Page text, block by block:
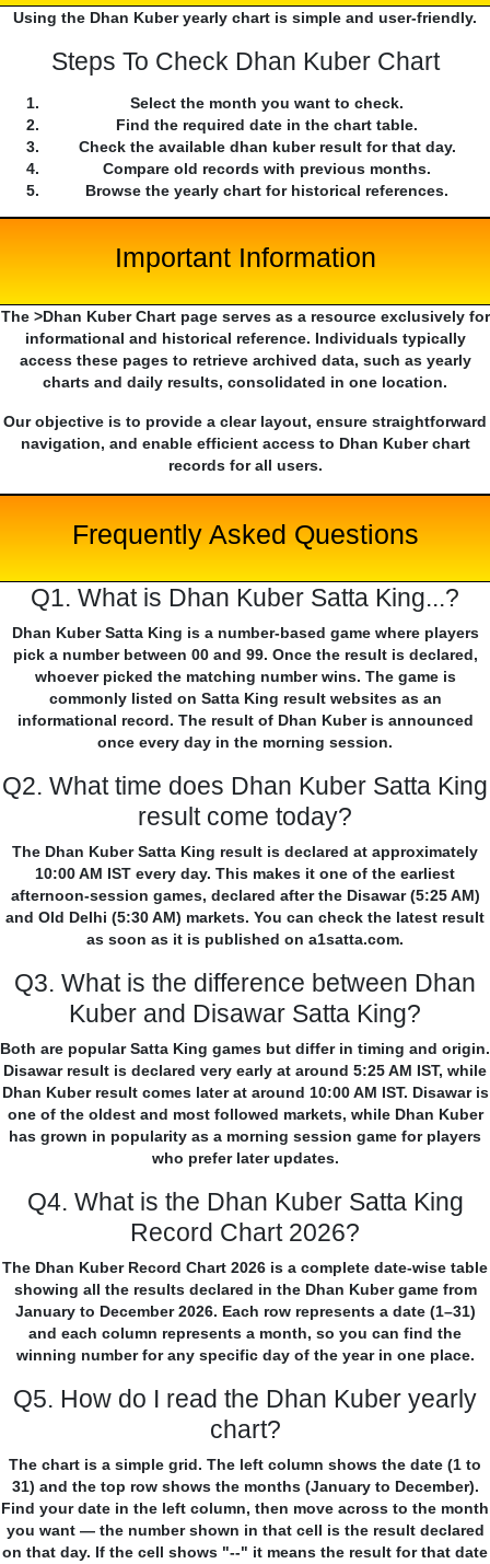
Using the Dhan Kuber yearly chart is simple and user-friendly.
Steps To Check Dhan Kuber Chart
Select the month you want to check.
Find the required date in the chart table.
Check the available dhan kuber result for that day.
Compare old records with previous months.
Browse the yearly chart for historical references.
Important Information
The >Dhan Kuber Chart page serves as a resource exclusively for
informational and historical reference. Individuals typically
access these pages to retrieve archived data, such as yearly
charts and daily results, consolidated in one location.
Our objective is to provide a clear layout, ensure straightforward
navigation, and enable efficient access to Dhan Kuber chart
records for all users.
Frequently Asked Questions
Q1. What is Dhan Kuber Satta King...?
Dhan Kuber Satta King is a number-based game where players
pick a number between 00 and 99. Once the result is declared,
whoever picked the matching number wins. The game is
commonly listed on Satta King result websites as an
informational record. The result of Dhan Kuber is announced
once every day in the morning session.
Q2. What time does Dhan Kuber Satta King
result come today?
The Dhan Kuber Satta King result is declared at approximately
10:00 AM IST every day. This makes it one of the earliest
afternoon-session games, declared after the Disawar (5:25 AM)
and Old Delhi (5:30 AM) markets. You can check the latest result
as soon as it is published on a1satta.com.
Q3. What is the difference between Dhan
Kuber and Disawar Satta King?
Both are popular Satta King games but differ in timing and origin.
Disawar result is declared very early at around 5:25 AM IST, while
Dhan Kuber result comes later at around 10:00 AM IST. Disawar is
one of the oldest and most followed markets, while Dhan Kuber
has grown in popularity as a morning session game for players
who prefer later updates.
Q4. What is the Dhan Kuber Satta King
Record Chart 2026?
The Dhan Kuber Record Chart 2026 is a complete date-wise table
showing all the results declared in the Dhan Kuber game from
January to December 2026. Each row represents a date (1–31)
and each column represents a month, so you can find the
winning number for any specific day of the year in one place.
Q5. How do I read the Dhan Kuber yearly
chart?
The chart is a simple grid. The left column shows the date (1 to
31) and the top row shows the months (January to December).
Find your date in the left column, then move across to the month
you want — the number shown in that cell is the result declared
on that day. If the cell shows "--" it means the result for that date